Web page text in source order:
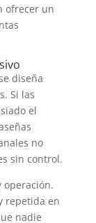
ofrecer un
diseña
Si las
el
no
sin control.
operación.
repetida en
nadie